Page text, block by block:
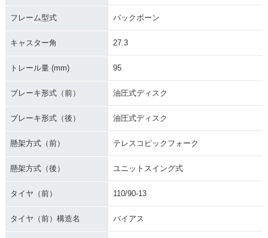
フレーム型式 バックボーン
キャスター角 27.3
トレール量 (mm) 95
ブレーキ形式（前） 油圧式ディスク
ブレーキ形式（後） 油圧式ディスク
懸架方式（前） テレスコピックフォーク
懸架方式（後） ユニットスイング式
タイヤ（前） 110/90-13
タイヤ（前）構造名 バイアス